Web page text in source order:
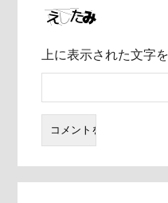
上に表示された文字